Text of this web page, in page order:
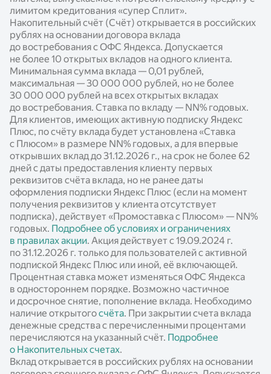
лимитом кредитования «супер Сплит».
Накопительный счёт (Счёт) открывается в российских
рублях на основании договора вклада
до востребования с ОФС Яндекса. Допускается
не более 10 открытых вкладов на одного клиента.
Минимальная сумма вклада — 0,01 рублей,
максимальная — 30 000 000 рублей, но не более
30 000 000 рублей на всех открытых вкладах
до востребования. Ставка по вкладу — NN% годовых.
Для клиентов, имеющих активную подписку Яндекс
Плюс, по счёту вклада будет установлена «Ставка
с Плюсом» в размере NN% годовых, а для впервые
открывших вклад до 31.12.2026 г., на срок не более 62
дней с даты предоставления клиенту первых
реквизитов счёта вклада, но не ранее даты
оформления подписки Яндекс Плюс (если на момент
получения реквизитов у клиента отсутствует
подписка), действует «Промоставка с Плюсом» — NN%
годовых. Подробнее об условиях и ограничениях
в правилах акции. Акция действует c 19.09.2024 г.
по 31.12.2026 г. только для пользователей с активной
подпиской Яндекс Плюс или иной, её включающей.
Процентная ставка может изменяться ОФС Яндекса
в одностороннем порядке. Возможно частичное
и досрочное снятие, пополнение вклада. Необходимо
наличие открытогосчёта. При закрытии счета вклада
денежные средства с перечисленными процентами
перечисляются на указанный счёт. Подробнее
о Накопительных счетах.
Вклад открывается в российских рублях на основании